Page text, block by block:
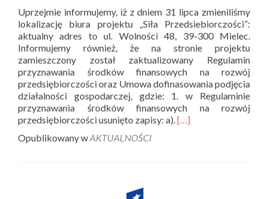
Uprzejmie informujemy, iż z dniem 31 lipca zmieniliśmy
lokalizację biura projektu „Siła Przedsiebiorczości”:
aktualny adres to ul. Wolności 48, 39-300 Mielec.
Informujemy również, że na stronie projektu
zamieszczony został zaktualizowany Regulamin
przyznawania środków finansowych na rozwój
przedsiębiorczości oraz Umowa dofinasowania podjęcia
działalności gospodarczej, gdzie: 1. w Regulaminie
przyznawania środków finansowych na rozwój
przedsiębiorczości usunięto zapisy: a).Read
[…]
Opublikowany wAKTUALNOŚCI